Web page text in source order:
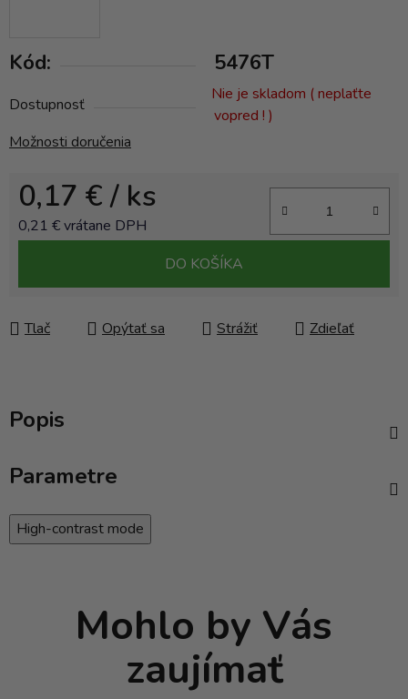
Kód: 5476T
Dostupnosť
Nie je skladom ( neplaťte
vopred ! )
Možnosti doručenia
0,17 €/ ks
0,21 € vrátane DPH
DO KOŠÍKA
Tlač Opýtať sa Strážiť Zdieľať
Popis
Parametre
High-contrast mode
Mohlo by Vás
zaujímať